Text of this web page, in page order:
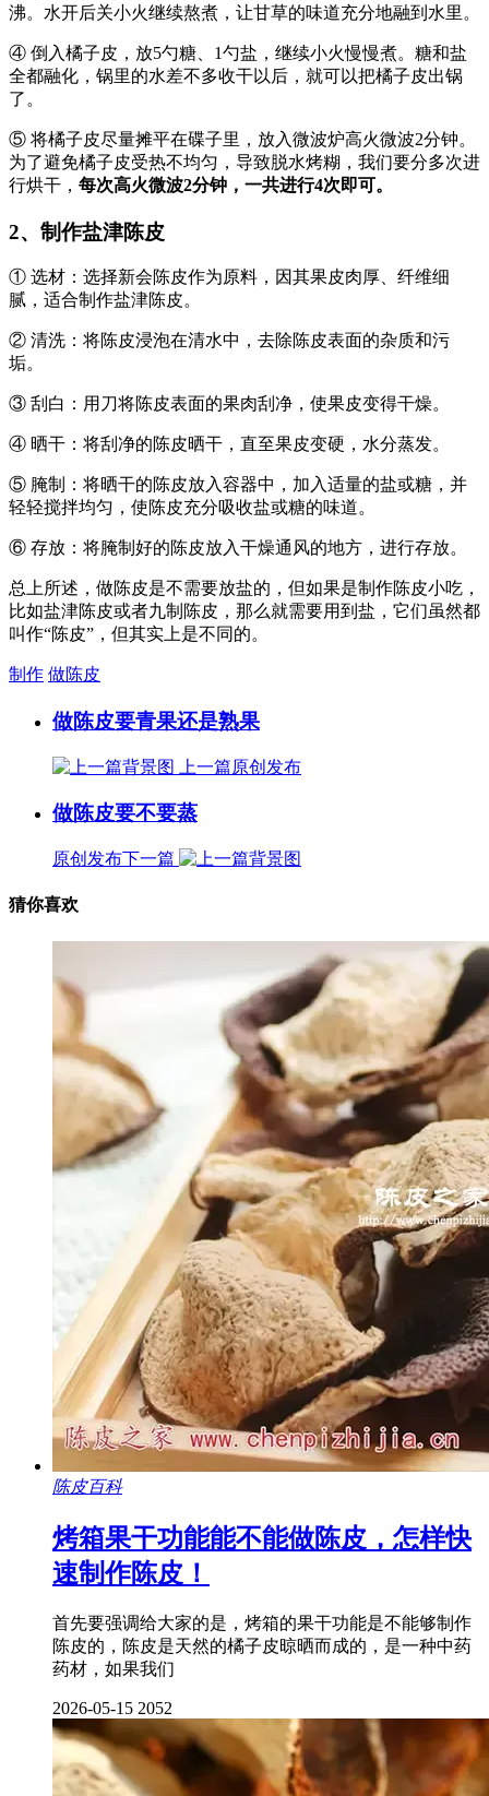
沸。水开后关小火继续熬煮，让甘草的味道充分地融到水里。
④ 倒入橘子皮，放5勺糖、1勺盐，继续小火慢慢煮。糖和盐
全都融化，锅里的水差不多收干以后，就可以把橘子皮出锅
了。
⑤ 将橘子皮尽量摊平在碟子里，放入微波炉高火微波2分钟。
为了避免橘子皮受热不均匀，导致脱水烤糊，我们要分多次进
行烘干， 每次高火微波2分钟，一共进行4次即可。
2、制作盐津陈皮
① 选材：选择新会陈皮作为原料，因其果皮肉厚、纤维细
腻，适合制作盐津陈皮。
② 清洗：将陈皮浸泡在清水中，去除陈皮表面的杂质和污
垢。
③ 刮白：用刀将陈皮表面的果肉刮净，使果皮变得干燥。
④ 晒干：将刮净的陈皮晒干，直至果皮变硬，水分蒸发。
⑤ 腌制：将晒干的陈皮放入容器中，加入适量的盐或糖，并
轻轻搅拌均匀，使陈皮充分吸收盐或糖的味道。
⑥ 存放：将腌制好的陈皮放入干燥通风的地方，进行存放。
总上所述，做陈皮是不需要放盐的，但如果是制作陈皮小吃，
比如盐津陈皮或者九制陈皮，那么就需要用到盐，它们虽然都
叫作“陈皮”，但其实上是不同的。
制作 做陈皮
做陈皮要青果还是熟果
上一篇原创发布
做陈皮要不要蒸
原创发布下一篇
猜你喜欢
陈皮百科
烤箱果干功能能不能做陈皮，怎样快
速制作陈皮！
首先要强调给大家的是，烤箱的果干功能是不能够制作
陈皮的，陈皮是天然的橘子皮晾晒而成的，是一种中药
药材，如果我们
2026-05-15 2052